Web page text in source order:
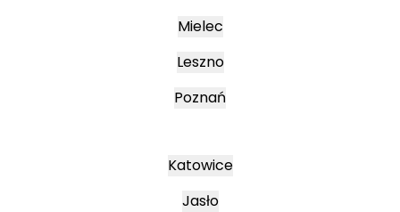
Mielec
Leszno
Poznań
Katowice
Jasło